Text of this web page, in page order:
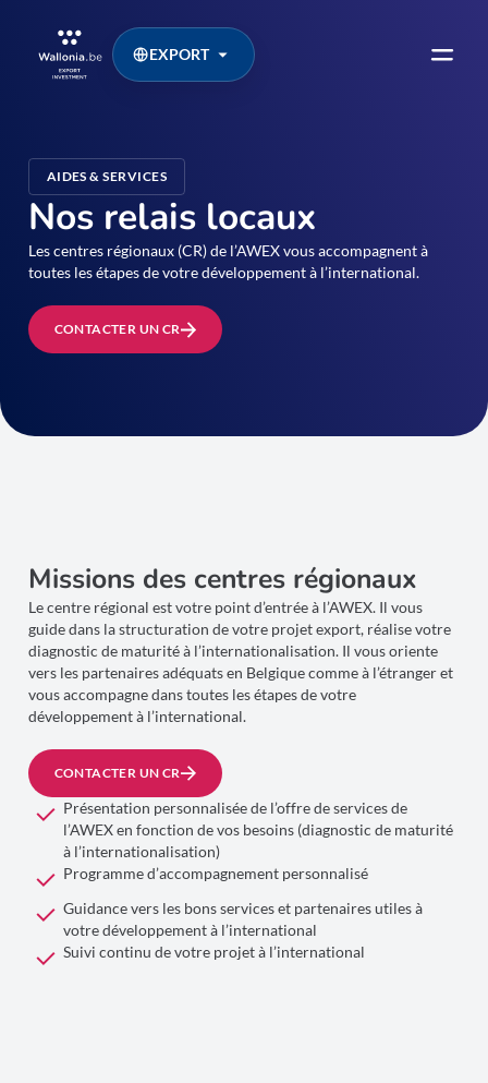
EXPORT
AIDES & SERVICES
Nos relais locaux
Les centres régionaux (CR) de l’AWEX vous accompagnent à
toutes les étapes de votre développement à l’international.
CONTACTER UN CR
Missions des centres régionaux
Le centre régional est votre point d’entrée à l’AWEX. Il vous
guide dans la structuration de votre projet export, réalise votre
diagnostic de maturité à l’internationalisation. Il vous oriente
vers les partenaires adéquats en Belgique comme à l’étranger et
vous accompagne dans toutes les étapes de votre
développement à l’international.
CONTACTER UN CR
Présentation personnalisée de l’offre de services de
l’AWEX en fonction de vos besoins (diagnostic de maturité
à l’internationalisation)
Programme d’accompagnement personnalisé
Guidance vers les bons services et partenaires utiles à
votre développement à l’international
Suivi continu de votre projet à l’international